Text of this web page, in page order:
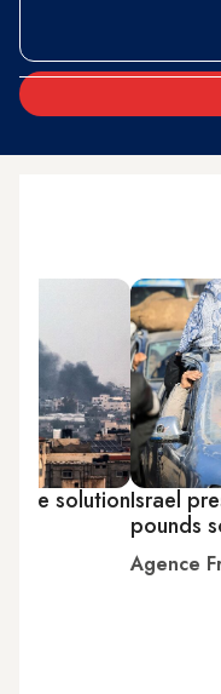
Israel
pounds
Agence
solution